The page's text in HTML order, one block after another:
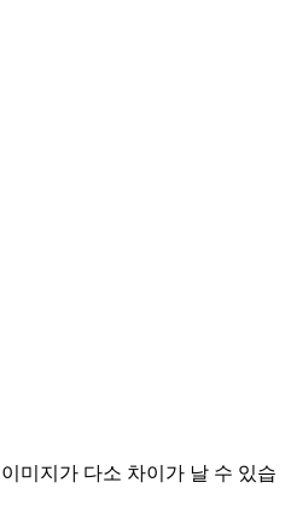
미지가 다소 차이가 날 수 있습